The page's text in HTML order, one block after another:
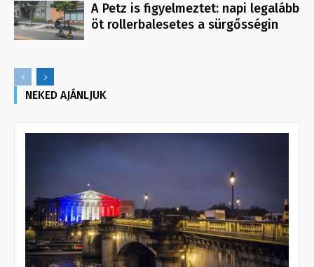
A Petz is figyelmeztet: napi legalább
öt rollerbalesetes a sürgősségin
NEKED AJÁNLJUK